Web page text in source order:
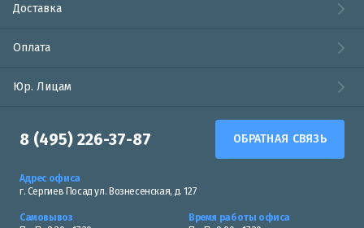
Доставка
Оплата
Юр. Лицам
8 (495) 226-37-87 ОБРАТНАЯ СВЯЗЬ
Адрес офиса
г. Сергиев Посад ул. Вознесенская, д. 127
Самовывоз
Время работы офиса